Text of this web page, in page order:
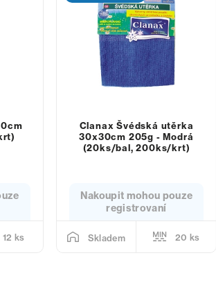
12 ks
Clanax Švédská utěrka
30x30cm 205g - Modrá
(20ks/bal, 200ks/krt)
Nakoupit mohou pouze
registrovaní
Skladem 20 ks